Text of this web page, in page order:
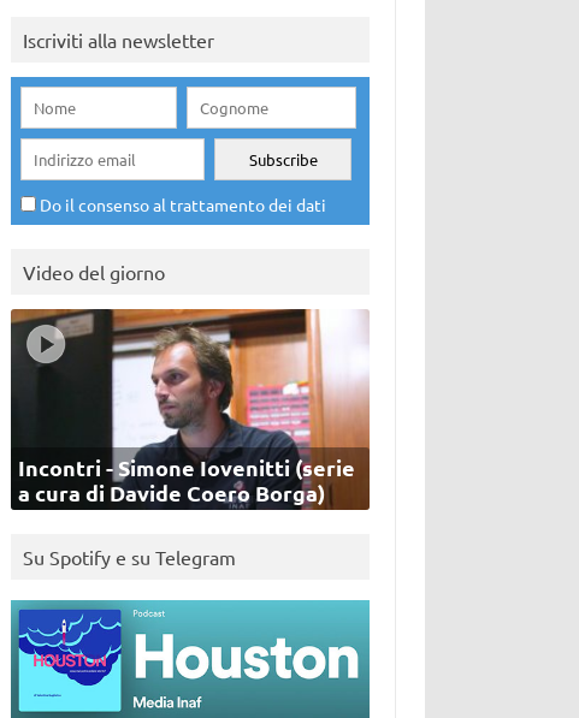
Iscriviti alla newsletter
Do il consenso al trattamento dei dati
Video del giorno
Incontri - Simone Iovenitti (serie
a cura di Davide Coero Borga)
Su Spotify e su Telegram